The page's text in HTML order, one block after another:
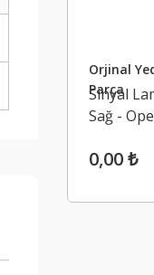
Orjinal
Parça
Sinyal
Sağ -
Valeo
0,00 ₺